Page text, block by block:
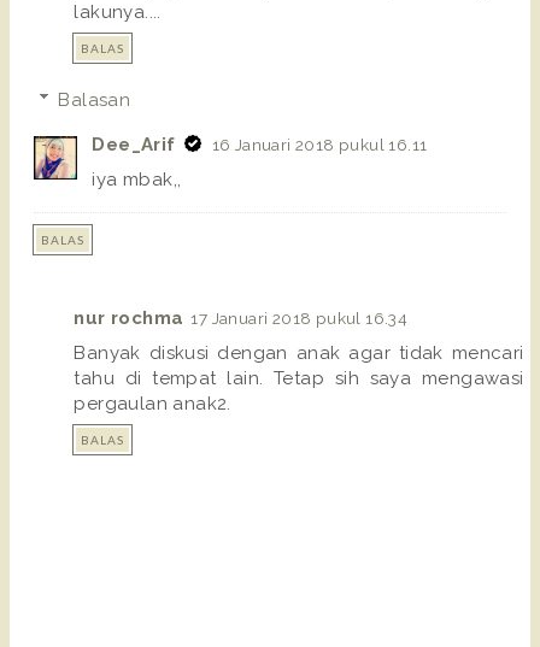
lakunya....
BALAS
Balasan
Dee_Arif 16 Januari 2018 pukul 16.11
iya mbak,,
BALAS
nur rochma 17 Januari 2018 pukul 16.34
Banyak diskusi dengan anak agar tidak mencari
tahu di tempat lain. Tetap sih saya mengawasi
pergaulan anak2.
BALAS